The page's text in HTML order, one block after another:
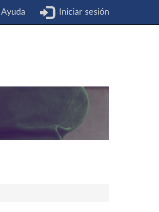
Ayuda Iniciar sesión